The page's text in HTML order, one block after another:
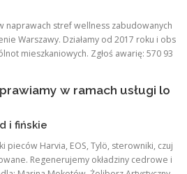
naprawach stref wellness zabudowanych
Warszawy. Działamy od 2017 roku i obs
mieszkaniowych. Zgłoś awarię: 570 93
w ramach usługi lo
i fińskie
pieców Harvia, EOS, Tylö, sterowniki, czuj
Regenerujemy okładziny cedrowe i